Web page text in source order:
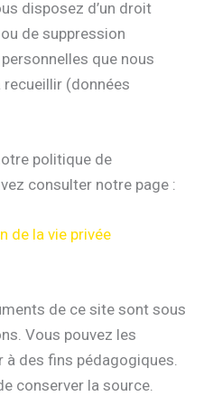
disposez d’un droit
de suppression
que nous
(données
politique de
consulter notre page :
de la vie privée
de ce site sont sous
Vous pouvez les
des fins pédagogiques.
conserver la source.